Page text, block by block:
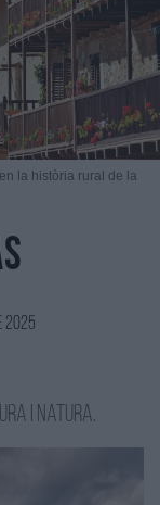
la història rural de la
2025
i natura.